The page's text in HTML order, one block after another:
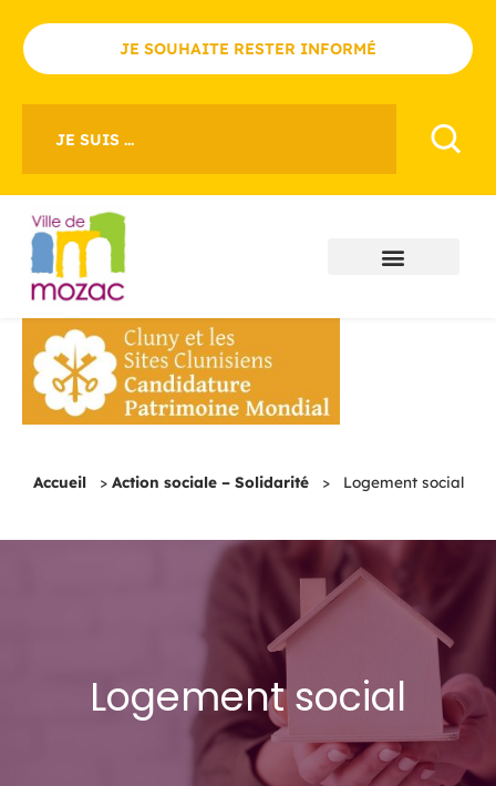
JE SOUHAITE RESTER INFORMÉ
JE SUIS ...
Accueil > Action sociale – Solidarité > Logement social
Logement social